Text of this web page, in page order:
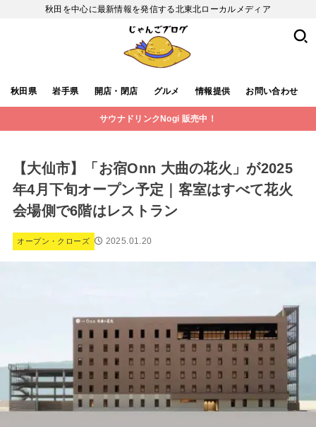
秋田を中心に最新情報を発信する北東北ローカルメディア
秋田県 岩手県 開店・閉店 グルメ 情報提供 お問い合わせ
サウナドリンクNogi 販売中！
【大仙市】「お宿Onn 大曲の花火」が2025
年4月下旬オープン予定｜客室はすべて花火
会場側で6階はレストラン
オープン・クローズ 2025.01.20